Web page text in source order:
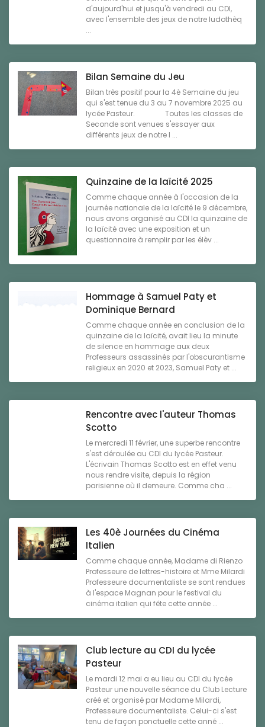
d'aujourd'hui et jusqu'à vendredi au CDI,
avec l'ensemble des jeux de notre ludothèq
...
Bilan Semaine du Jeu
Bilan très positif pour la 4è Semaine du jeu
qui s'est tenue du 3 au 7 novembre 2025 au
lycée Pasteur. Toutes les classes de
Seconde sont venues s'essayer aux
différents jeux de notre l ...
Quinzaine de la laïcité 2025
Comme chaque année à l'occasion de la
journée nationale de la laïcité le 9 décembre,
nous avons organisé au CDI la quinzaine de
la laïcité avec une exposition et un
questionnaire à remplir par les élèv ...
Hommage à Samuel Paty et
Dominique Bernard
Comme chaque année en conclusion de la
quinzaine de la laïcité, avait lieu la minute
de silence en hommage aux deux
Professeurs assassinés par l'obscurantisme
religieux en 2020 et 2023, Samuel Paty et ...
Rencontre avec l'auteur Thomas
Scotto
Le mercredi 11 février, une superbe rencontre
s'est déroulée au CDI du lycée Pasteur.
L'écrivain Thomas Scotto est en effet venu
nous rendre visite, depuis la région
parisienne où il demeure. Comme cha ...
Les 40è Journées du Cinéma
Italien
Comme chaque année, Madame di Rienzo
Professeure de lettres-histoire et Mme Milardi
Professeure documentaliste se sont rendues
à l'espace Magnan pour le festival du
cinéma italien qui fête cette année ...
Club lecture au CDI du lycée
Pasteur
Le mardi 12 mai a eu lieu au CDI du lycée
Pasteur une nouvelle séance du Club Lecture
créé et organisé par Madame Milardi,
Professeure documentaliste. Celui-ci s'est
tenu de façon ponctuelle cette anné ...